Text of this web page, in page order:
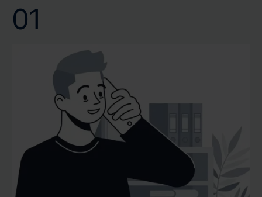
Vertrauen Sie auf unsere Kompetenz und Effizienz, um
Ihr Wertgutachten oder Verkehrswertgutachten
01